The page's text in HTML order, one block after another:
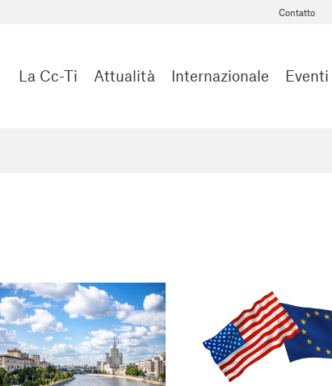
Contatto
La Cc-Ti Attualità Internazionale Eventi